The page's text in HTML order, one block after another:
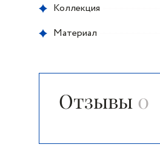
Коллекция
Материал
Отзывы 0